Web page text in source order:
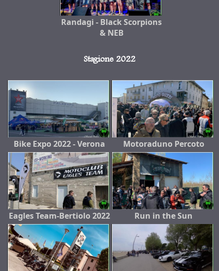
Randagi - Black Scorpions
& NEB
Stagione 2022
Bike Expo 2022 - Verona Motoraduno Percoto
Eagles Team-Bertiolo 2022 Run in the Sun